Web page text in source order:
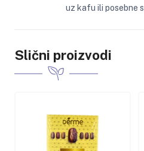
uz kafu ili posebne
Slični proizvodi